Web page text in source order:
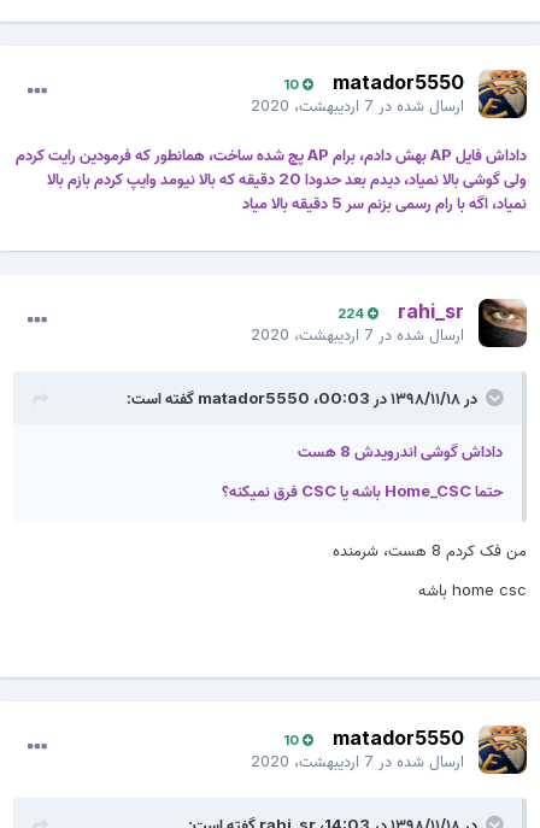
matador5550
10
ارسال شده در7 اردیبهشت، 2020
داداش فایل AP بهش دادم، برام AP پچ شده ساخت، همانطور که فرمودین رایت کردم
ولی گوشی بالا نمیاد، دیدم بعد حدودا 20 دقیقه که بالا نیومد وایپ کردم بازم بالا
نمیاد، اگه با رام رسمی بزنم سر 5 دقیقه بالا میاد
rahi_sr
224
ارسال شده در7 اردیبهشت، 2020
در ۱۳۹۸/۱۱/۱۸ در 00:03، matador5550گفته است:
داداش گوشی اندرویدش 8 هست
حتما Home_CSC باشه یا CSC فرق نمیکنه؟
من فک کردم 8 هست، شرمنده
home csc باشه
matador5550
10
ارسال شده در7 اردیبهشت، 2020